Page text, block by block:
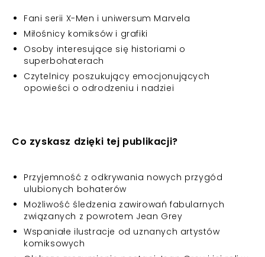
Fani serii X-Men i uniwersum Marvela
Miłośnicy komiksów i grafiki
Osoby interesujące się historiami o
superbohaterach
Czytelnicy poszukujący emocjonujących
opowieści o odrodzeniu i nadziei
Co zyskasz dzięki tej publikacji?
Przyjemność z odkrywania nowych przygód
ulubionych bohaterów
Możliwość śledzenia zawirowań fabularnych
związanych z powrotem Jean Grey
Wspaniałe ilustracje od uznanych artystów
komiksowych